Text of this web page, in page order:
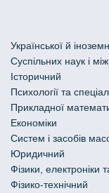
Української й
Cуспільних наук і
Історичний
Психології та
Прикладної
Економіки
Систем і засобів
Юридичний
Фізики, електроніки
Фізико-технічний